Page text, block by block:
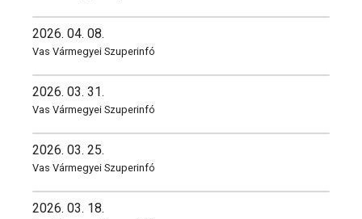
2026. 04. 08.
Vas Vármegyei Szuperinfó
2026. 03. 31.
Vas Vármegyei Szuperinfó
2026. 03. 25.
Vas Vármegyei Szuperinfó
2026. 03. 18.